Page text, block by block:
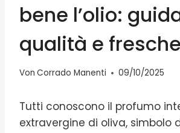
bene l’olio:
qualità e
Von Corrado Manenti 09/10/2025
Tutti conoscono il profumo
extravergine di oliva, simbolo